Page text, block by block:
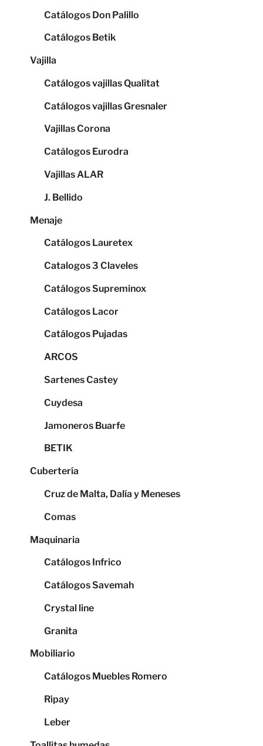
Catálogos Don Palillo
Catálogos Betik
Vajilla
Catálogos vajillas Qualitat
Catálogos vajillas Gresnaler
Vajillas Corona
Catálogos Eurodra
Vajillas ALAR
J. Bellido
Menaje
Catálogos Lauretex
Catalogos 3 Claveles
Catálogos Supreminox
Catálogos Lacor
Catálogos Pujadas
ARCOS
Sartenes Castey
Cuydesa
Jamoneros Buarfe
BETIK
Cubertería
Cruz de Malta, Dalía y Meneses
Comas
Maquinaria
Catálogos Infrico
Catálogos Savemah
Crystal line
Granita
Mobiliario
Catálogos Muebles Romero
Ripay
Leber